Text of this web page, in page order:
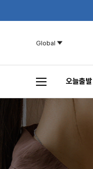
Global
오늘출발